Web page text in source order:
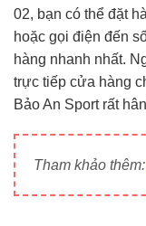
02, bạn có thể đặt
hoặc gọi điện đến
hàng nhanh nhất.
trực tiếp cửa hàng
Bảo An Sport rất
Tham khảo thêm: